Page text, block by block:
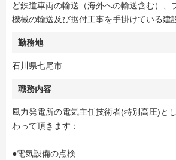
ど鉄道車両の輸送（海外への輸送含む）、
機械の輸送及び据付工事を手掛けている建
勤務地
石川県七尾市
職務内容
風力発電所の電気主任技術者(特別高圧)と
わって頂きます：
●電気設備の点検